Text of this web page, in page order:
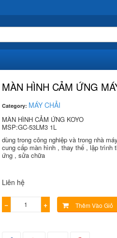
MÀN HÌNH CẢM ỨNG
Category: MÁY CHẢI
MÀN HÌNH CẢM ỨNG KOYO
MSP:GC-53LM3 1L
dùng trong công nghiệp và trong nhà
cung cấp màn hình , thay thế , lập trình
ứng , sửa chữa
Liên hệ
− + Thêm Vào Giỏ